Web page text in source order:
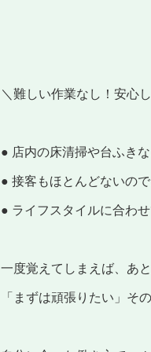
＼難しい作業なし！安心
● 店内の床清掃や台ふき
● 接客もほとんどないの
● ライフスタイルに合わ
一度覚えてしまえば、あ
「まずは頑張りたい」そ